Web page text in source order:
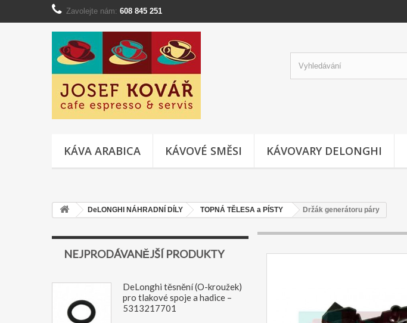
Zavolejte nám: 608 845 251
KÁVA ARABICA KÁVOVÉ SMĚSI KÁVOVARY DELONGHI
DeLONGHI NÁHRADNÍ DÍLY TOPNÁ TĚLESA a PÍSTY Držák generátoru páry
NEJPRODÁVANĚJŠÍ PRODUKTY
DeLonghi těsnění (O-kroužek)
pro tlakové spoje a hadice –
5313217701